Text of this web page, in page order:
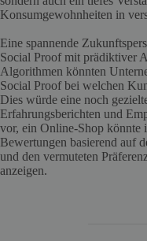
Konsumgewohnheiten in
Eine spannende
Social Proof mit prädiktiver
Algorithmen könnten
Social Proof bei welchen
Dies würde eine noch
Erfahrungsberichten und
vor, ein Online-Shop könnte
Bewertungen basierend auf
und den vermuteten
anzeigen.